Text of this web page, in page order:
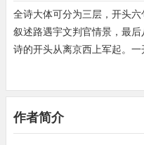
关：陇山下有陇关，又名大震
飕飗：象声词。风雨声。
赖：依靠。
携手：比喻互勉共进。
修：长。
全诗大体可分为三层，开头
叙述路遇宇文判官情景，最后
诗的开头从离京西上军起。
驿”写路程的遥远，也透露着
很形象。接着用“平明发咸阳
的急切加以补充。以上四句从
从奔赴边关的悲愁方面写：“
作者简介